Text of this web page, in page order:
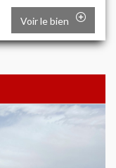
Voir le bien